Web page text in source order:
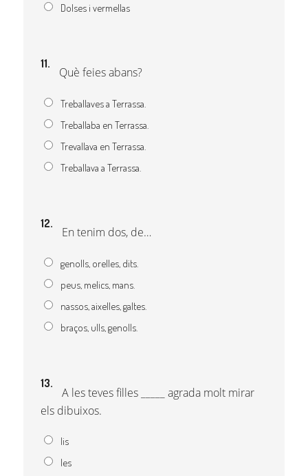
Dolses i vermellas
11.
Què feies abans?
Treballaves a Terrassa.
Treballaba en Terrassa.
Trevallava en Terrassa.
Treballava a Terrassa.
12.
En tenim dos, de…
genolls, orelles, dits.
peus, melics, mans.
nassos, aixelles, galtes.
braços, ulls, genolls.
13.
A les teves filles _____ agrada molt mirar
els dibuixos.
lis
les